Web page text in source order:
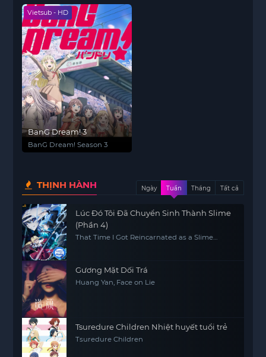
Vietsub - HD
BanG Dream! 3
BanG Dream! Season 3
THỊNH HÀNH Ngày Tuần Tháng Tất cả
Lúc Đó Tôi Đã Chuyển Sinh Thành Slime
(Phần 4)
That Time I Got Reincarnated as a Slime
Gương Mặt Dối Trá
Huang Yan, Face on Lie
Tsuredure Children Nhiệt huyết tuổi trẻ
Tsuredure Children